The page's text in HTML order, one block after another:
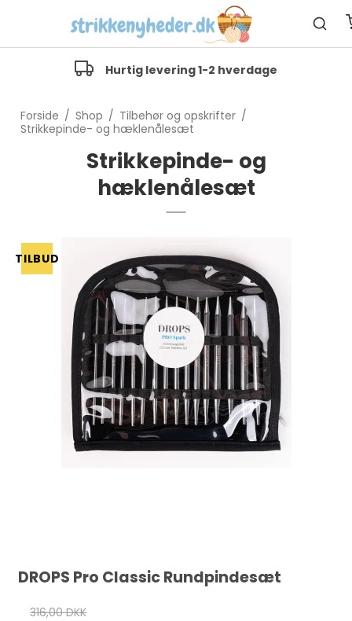
Hurtig levering 1-2 hverdage
Forside / Shop / Tilbehør og opskrifter /
Strikkepinde- og hæklenålesæt
Strikkepinde- og
hæklenålesæt
TILBUD
DROPS Pro Classic Rundpindesæt
316,00 DKK